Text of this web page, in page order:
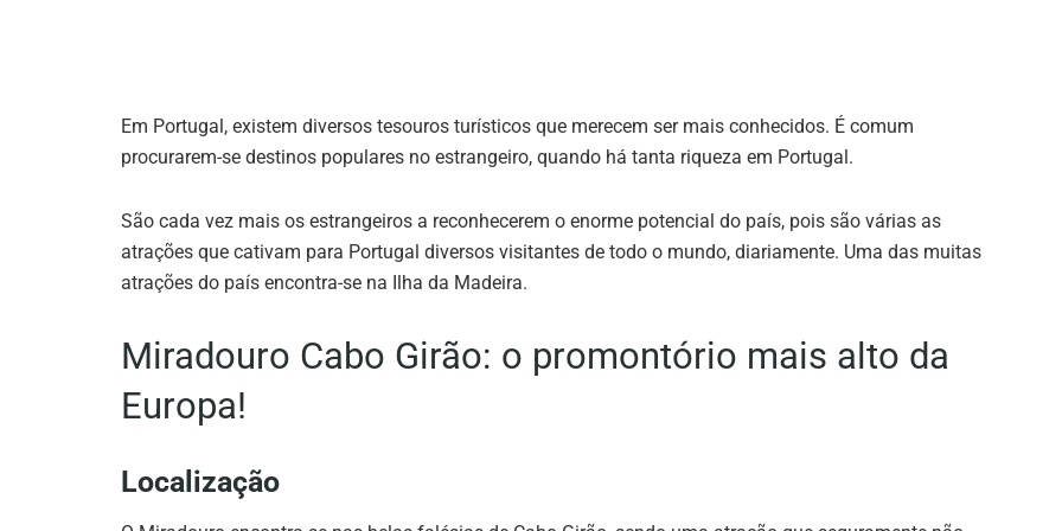
Em Portugal, existem diversos tesouros turísticos que merecem ser mais conhecidos. É comum
procurarem-se destinos populares no estrangeiro, quando há tanta riqueza em Portugal.
São cada vez mais os estrangeiros a reconhecerem o enorme potencial do país, pois são várias as
atrações que cativam para Portugal diversos visitantes de todo o mundo, diariamente. Uma das muitas
atrações do país encontra-se na Ilha da Madeira.
Miradouro Cabo Girão: o promontório mais alto da
Europa!
Localização